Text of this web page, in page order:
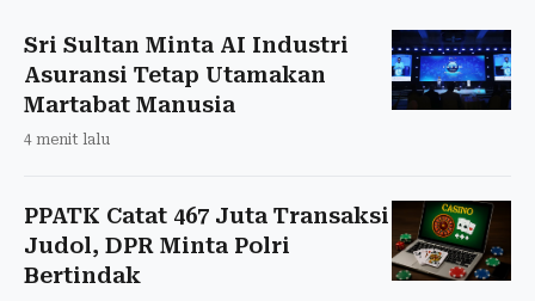
Sri Sultan Minta AI Industri
Asuransi Tetap Utamakan
Martabat Manusia
4 menit lalu
PPATK Catat 467 Juta Transaksi
Judol, DPR Minta Polri
Bertindak